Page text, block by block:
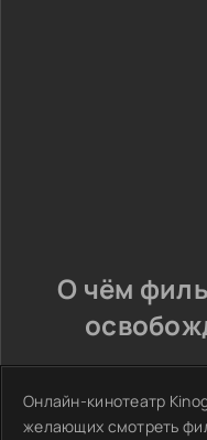
О чём
Онлайн-кинотеатр
желающих смотреть